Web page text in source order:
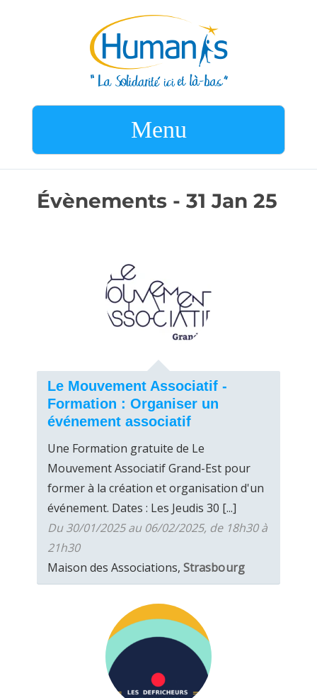
Menu
Évènements - 31 Jan 25
Le Mouvement Associatif -
Formation : Organiser un
événement associatif
Une Formation gratuite de Le
Mouvement Associatif Grand-Est pour
former à la création et organisation d'un
événement. Dates : Les Jeudis 30 [...]
Du 30/01/2025 au 06/02/2025, de 18h30 à
21h30
Maison des Associations, Strasbourg